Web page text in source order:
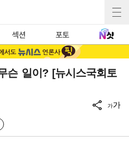
섹션 포토
슨 일이? [뉴시스국회토
가가